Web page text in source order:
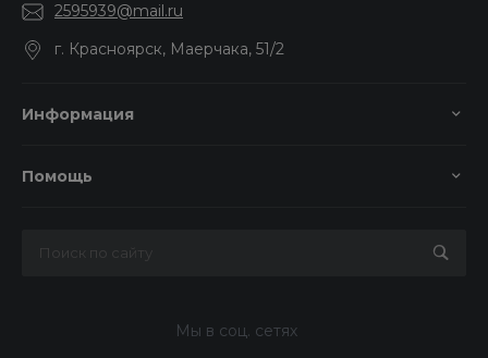
2595939@mail.ru
г. Красноярск, Маерчака, 51/2
Информация
Помощь
Мы в соц. сетях